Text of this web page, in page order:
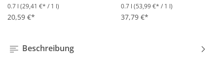
Durchschnittliche Bewertung von 3.2 von 5 Sternen
0.7 l (29,41 €* / 1 l)
20,59 €*
Durchschnittliche
0.7 l (53,99 €* / 1 l)
37,79 €*
Beschreibung